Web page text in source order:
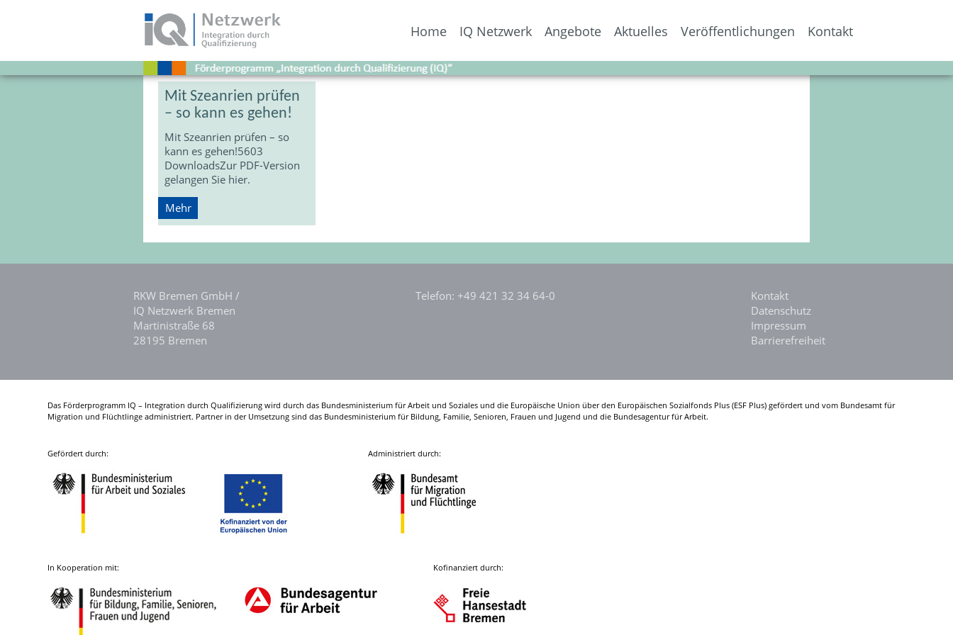
Home IQ Netzwerk Angebote Aktuelles Veröffentlichungen Kontakt
Download
Stichwort:
Szeanrien
Mit Szeanrien prüfen
– so kann es gehen!
Mit Szeanrien prüfen – so
kann es gehen!5603
DownloadsZur PDF-Version
gelangen Sie hier.
Mehr
RKW Bremen GmbH /
IQ Netzwerk Bremen
Martinistraße 68
28195 Bremen
Telefon: +49 421 32 34 64-0
Kontakt
Datenschutz
Impressum
Barrierefreiheit
Das Förderprogramm IQ – Integration durch Qualifizierung wird durch das Bundesministerium für Arbeit und Soziales und die Europäische Union über den Europäischen Sozialfonds Plus (ESF Plus) gefördert und vom Bundesamt für
Migration und Flüchtlinge administriert. Partner in der Umsetzung sind das Bundesministerium für Bildung, Familie, Senioren, Frauen und Jugend und die Bundesagentur für Arbeit.
Gefördert durch: Administriert durch:
In Kooperation mit: Kofinanziert durch: